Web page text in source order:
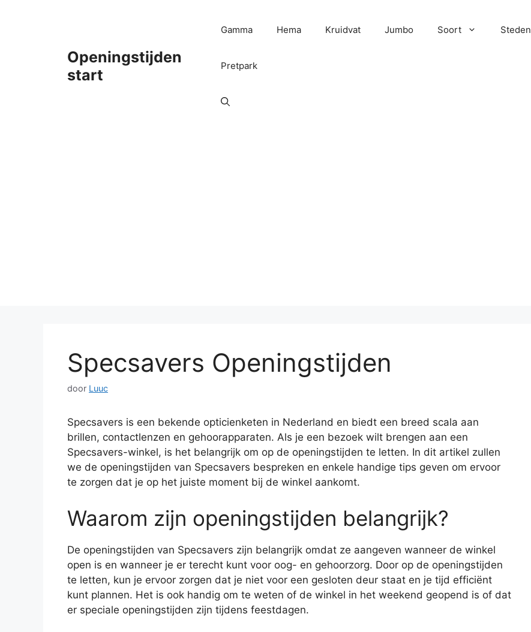
Openingstijden
start
Gamma Hema Kruidvat Jumbo Soort Steden
Pretpark
Specsavers Openingstijden
door Luuc
Specsavers is een bekende opticienketen in Nederland en biedt een breed scala aan
brillen, contactlenzen en gehoorapparaten. Als je een bezoek wilt brengen aan een
Specsavers-winkel, is het belangrijk om op de openingstijden te letten. In dit artikel zullen
we de openingstijden van Specsavers bespreken en enkele handige tips geven om ervoor
te zorgen dat je op het juiste moment bij de winkel aankomt.
Waarom zijn openingstijden belangrijk?
De openingstijden van Specsavers zijn belangrijk omdat ze aangeven wanneer de winkel
open is en wanneer je er terecht kunt voor oog- en gehoorzorg. Door op de openingstijden
te letten, kun je ervoor zorgen dat je niet voor een gesloten deur staat en je tijd efficiënt
kunt plannen. Het is ook handig om te weten of de winkel in het weekend geopend is of dat
er speciale openingstijden zijn tijdens feestdagen.